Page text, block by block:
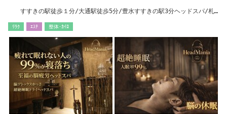
すすきの駅徒歩１分/大通駅徒歩5分/豊水すすきの駅3分ヘッドスパ/札
ﾘﾗｸ ｴｽﾃ 整体･ｶｲﾛ